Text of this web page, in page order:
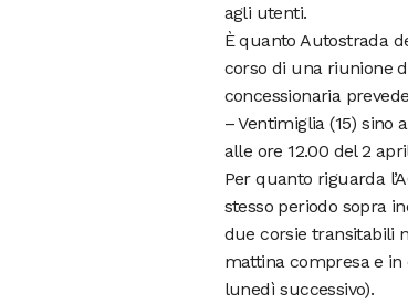
agli utenti.
È quanto Autostrada
corso di una riunione
concessionaria
– Ventimiglia (15) sino
alle ore 12.00 del 2
Per quanto riguarda
stesso periodo sopra
due corsie transitabili
mattina compresa e
lunedì successivo).